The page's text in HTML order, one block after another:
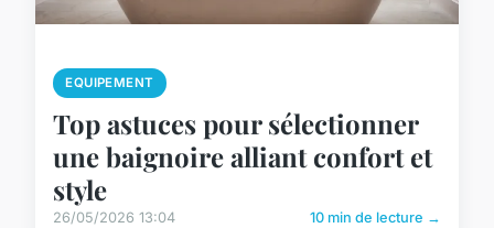
EQUIPEMENT
Top astuces pour sélectionner
une baignoire alliant confort et
style
26/05/2026 13:04 10 min de lecture →